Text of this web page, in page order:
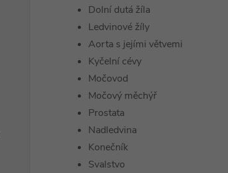
Dolní dutá žíla
Ledvinové žíly
Aorta s jejími větvemi
Kyčelní cévy
Močovod
Močový měchýř
Prostata
Nadledvina
Konečník
Svalstvo